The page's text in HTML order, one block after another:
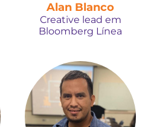
Alan Blanco
Creative lead em
Bloomberg Línea